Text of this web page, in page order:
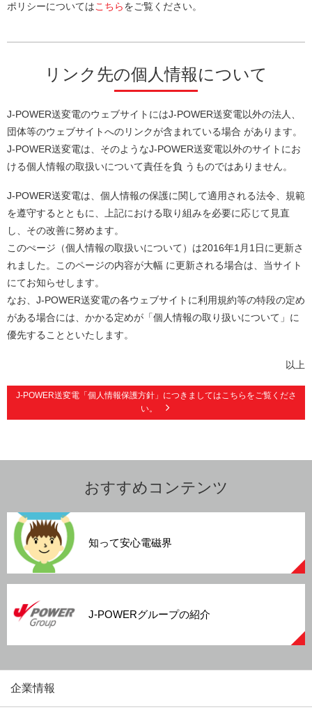
ポリシーについてはこちらをご覧ください。
リンク先の個人情報について
J-POWER送変電のウェブサイトにはJ-POWER送変電以外の法人、
団体等のウェブサイトへのリンクが含まれている場合 があります。
J-POWER送変電は、そのようなJ-POWER送変電以外のサイトにお
ける個人情報の取扱いについて責任を負 うものではありません。
J-POWER送変電は、個人情報の保護に関して適用される法令、規範
を遵守するとともに、上記における取り組みを必要に応じて見直
し、その改善に努めます。
このぺージ（個人情報の取扱いについて）は2016年1月1日に更新さ
れました。このページの内容が大幅 に更新される場合は、当サイト
にてお知らせします。
なお、J-POWER送変電の各ウェブサイトに利用規約等の特段の定め
がある場合には、かかる定めが「個人情報の取り扱いについて」に
優先することといたします。
以上
J-POWER送変電「個人情報保護方針」につきましてはこちらをご覧くださ
い。
おすすめコンテンツ
知って安心電磁界
J-POWERグループの紹介
企業情報